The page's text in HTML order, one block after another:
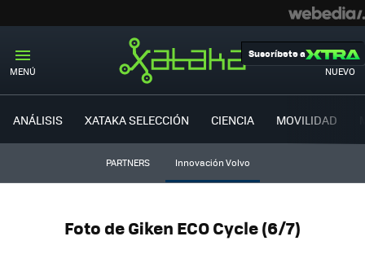
MENÚ NUEVO
Suscríbete a
ANÁLISIS XATAKA SELECCIÓN CIENCIA MOVILIDAD
PARTNERS Innovación Volvo
Foto de Giken ECO Cycle (6/7)